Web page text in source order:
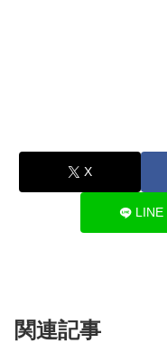
X
LINE
関連記事